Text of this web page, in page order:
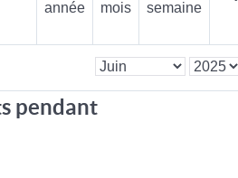
année
mois
semaine
pendant